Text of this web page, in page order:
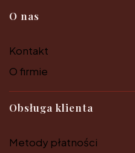
Linki w stopce
O nas
Kontakt
O firmie
Obsługa klienta
Metody płatności